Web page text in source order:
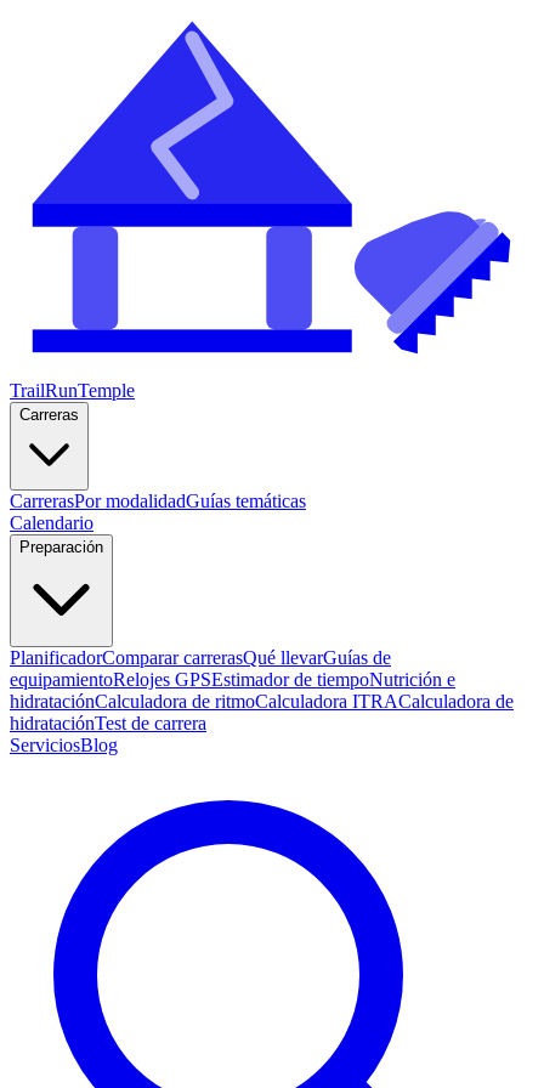
TrailRunTemple
Carreras
CarrerasPor modalidadGuías temáticas
Calendario
Preparación
PlanificadorComparar carrerasQué llevarGuías de
equipamientoRelojes GPSEstimador de tiempoNutrición e
hidrataciónCalculadora de ritmoCalculadora ITRACalculadora de
hidrataciónTest de carrera
ServiciosBlog